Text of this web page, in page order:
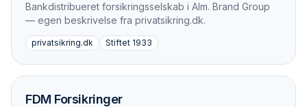
Bankdistribueret forsikringsselskab i Alm. Brand Group
— egen beskrivelse fra privatsikring.dk.
privatsikring.dk Stiftet 1933
FDM Forsikringer